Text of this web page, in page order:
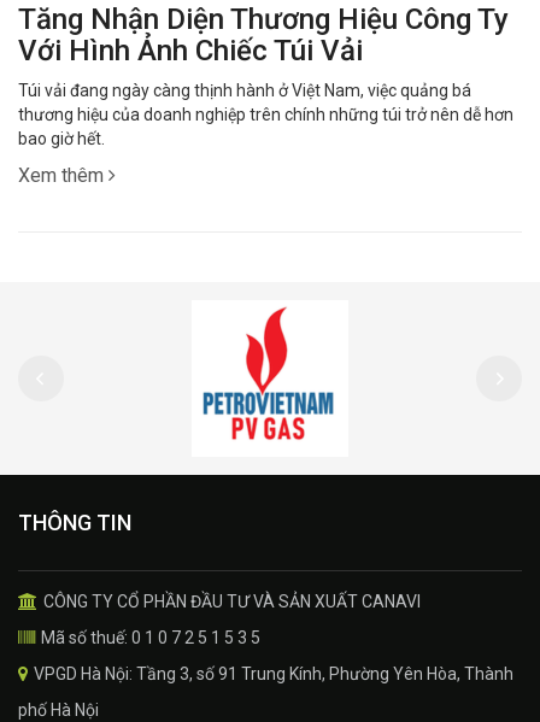
Tăng Nhận Diện Thương Hiệu Công Ty
Với Hình Ảnh Chiếc Túi Vải
Túi vải đang ngày càng thịnh hành ở Việt Nam, việc quảng bá
thương hiệu của doanh nghiệp trên chính những túi trở nên dễ hơn
bao giờ hết.
Xem thêm
THÔNG TIN
CÔNG TY CỔ PHẦN ĐẦU TƯ VÀ SẢN XUẤT CANAVI
Mã số thuế: 0 1 0 7 2 5 1 5 3 5
VPGD Hà Nội: Tầng 3, số 91 Trung Kính, Phường Yên Hòa, Thành
phố Hà Nội